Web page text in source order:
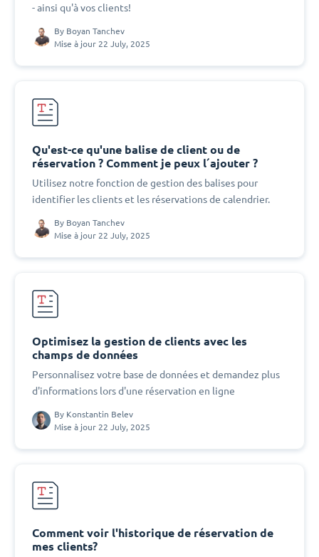
- ainsi qu'à vos clients!
By Boyan Tanchev
Mise à jour 22 July, 2025
Qu'est-ce qu'une balise de client ou de
réservation ? Comment je peux l´ajouter ?
Utilisez notre fonction de gestion des balises pour
identifier les clients et les réservations de calendrier.
By Boyan Tanchev
Mise à jour 22 July, 2025
Optimisez la gestion de clients avec les
champs de données
Personnalisez votre base de données et demandez plus
d'informations lors d'une réservation en ligne
By Konstantin Belev
Mise à jour 22 July, 2025
Comment voir l'historique de réservation de
mes clients?